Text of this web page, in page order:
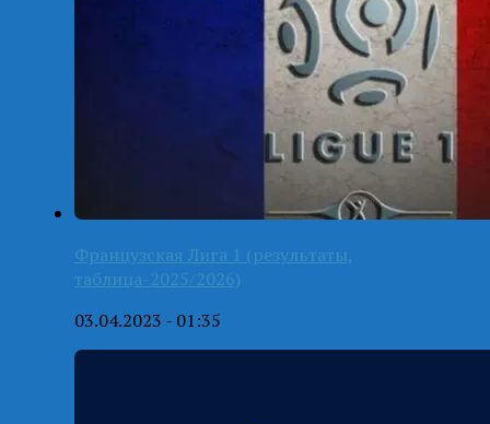
Французская Лига 1 (результаты,
таблица-2025/2026)
03.04.2023 - 01:35